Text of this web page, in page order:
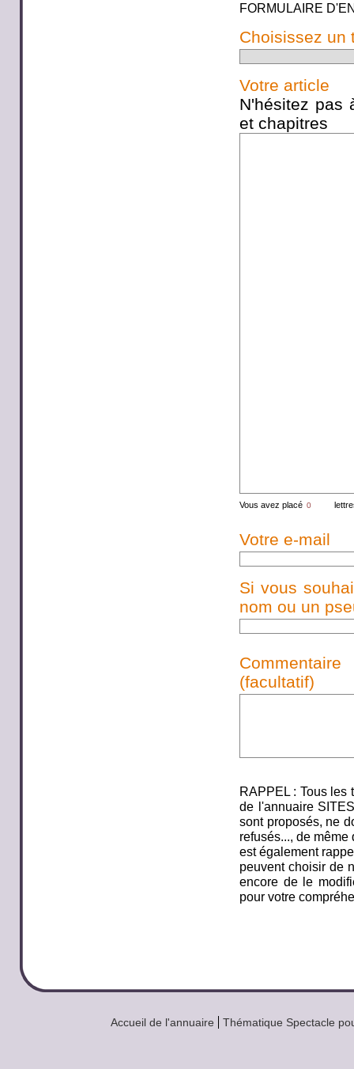
FORMULAIRE
Choisissez un
Votre article
N'hésitez pas
et chapitres
Vous avez placé
Votre e-mail
Si vous
nom ou un
(facultatif)
RAPPEL : Tous les
de l'annuaire
sont proposés, ne
refusés..., de
est également
peuvent choisir de
encore de le
pour votre
Accueil de l'annuaire Thématique Spectacle